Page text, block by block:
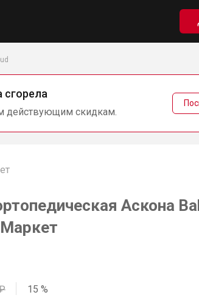
сгорела
действующим скидкам.
Аскона
15 %